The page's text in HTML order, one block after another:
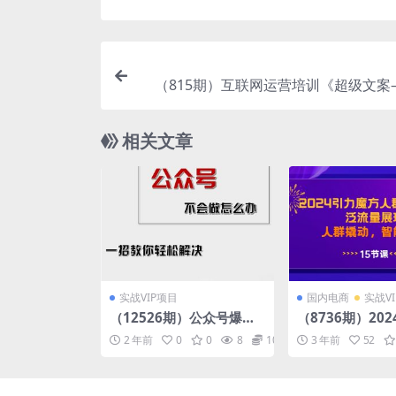
（815期）互联网运营培训《超级文
相关文章
实战VIP项目
（12526期）公众号爆文
插件，AI高效生成，无脑
操作，爆文不断，小白日
2 年前 0 0 8 10
国内电商 实战
（8736期）
方人群智能拉满
展现，人群撬动
3 年前 52